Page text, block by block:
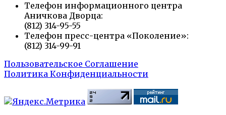
Телефон информационного центра
Аничкова Дворца:
(812) 314-95-55
Телефон пресс-центра «Поколение»:
(812) 314-99-91
Пользовательское Соглашение
Политика Конфиденциальности